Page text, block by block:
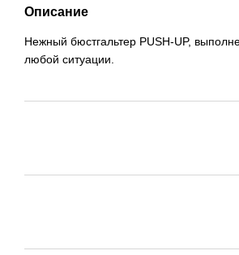
Описание
Нежный бюстгальтер PUSH-UP,
любой ситуации.